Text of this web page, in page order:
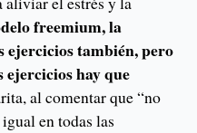
freemium, la
ejercicios también, pero
hay que
al comentar que “no
en todas las